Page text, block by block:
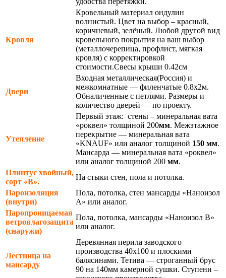
Кровля
Кровельный материал ондулин
волнистый. Цвет на выбор – красный,
коричневый, зелёный. Любой другой вид
кровельного покрытия на ваш выбор
(металлочерепица, профлист, мягкая
кровля) с корректировкой
стоимости.Свесы крыши 0.42см
Двери
Входная металлическая(Россия) и
межкомнатные — филенчатые 0.8х2м.
Обналиченные с петлями. Размеры и
количество дверей — по проекту.
Утепление
Первый этаж: стены – минеральная вата
«роквел» толщиной 200мм. Межэтажное
перекрытие — минеральная вата
«KNAUF» или аналог толщиной 150 мм.
Мансарда — минеральная вата «роквел»
или аналог толщиной 200 мм.
Плинтус хвойный,
сорт «В».
На стыки стен, пола и потолка.
Пароизоляция
(внутри)
Пола, потолка, стен мансарды «Наноизол
А» или аналог.
Паропроницаемая
ветровлагозащита
(снаружи)
Пола, потолка, мансарды «Наноизол В»
или аналог.
Лестница на
мансарду
Деревянная перила заводского
производства 40х100 и плоскими
балясинами. Тетива — строганный брус
90 на 140мм камерной сушки. Ступени –